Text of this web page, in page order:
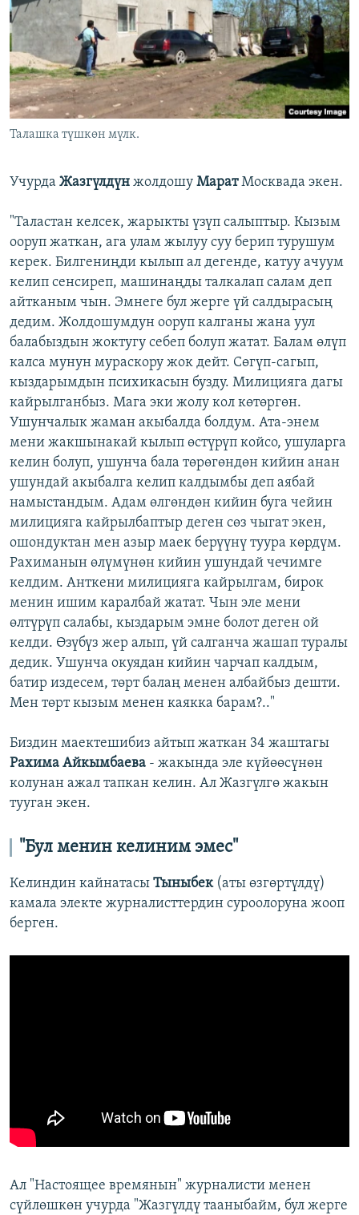
Талашка түшкөн мүлк.
Учурда Жазгүлдүн жолдошу МаратМосквада экен.
"Таластан келсек, жарыкты үзүп салыптыр. Кызым
ооруп жаткан, ага улам жылуу суу берип турушум
керек. Билгениңди кылып ал дегенде, катуу ачуум
келип сенсиреп, машинаңды талкалап салам деп
айтканым чын. Эмнеге бул жерге үй салдырасың
дедим. Жолдошумдун ооруп калганы жана уул
балабыздын жоктугу себеп болуп жатат. Балам өлүп
калса мунун мураскору жок дейт. Сөгүп-сагып,
кыздарымдын психикасын бузду. Милицияга дагы
кайрылганбыз. Мага эки жолу кол көтөргөн.
Ушунчалык жаман акыбалда болдум. Ата-энем
мени жакшынакай кылып өстүрүп койсо, ушуларга
келин болуп, ушунча бала төрөгөндөн кийин анан
ушундай акыбалга келип калдымбы деп аябай
намыстандым. Адам өлгөндөн кийин буга чейин
милицияга кайрылбаптыр деген сөз чыгат экен,
ошондуктан мен азыр маек берүүнү туура көрдүм.
Рахиманын өлүмүнөн кийин ушундай чечимге
келдим. Анткени милицияга кайрылгам, бирок
менин ишим каралбай жатат. Чын эле мени
өлтүрүп салабы, кыздарым эмне болот деген ой
келди. Өзүбүз жер алып, үй салганча жашап туралы
дедик. Ушунча окуядан кийин чарчап калдым,
батир издесем, төрт балаң менен албайбыз дешти.
Мен төрт кызым менен каякка барам?.."
Биздин маектешибиз айтып жаткан 34 жаштагы
Рахима Айкымбаева - жакында эле күйөөсүнөн
колунан ажал тапкан келин. Ал Жазгүлгө жакын
тууган экен.
"Бул менин келиним эмес"
Келиндин кайнатасы Тыныбек (аты өзгөртүлдү)
камала электе журналисттердин суроолоруна жооп
берген.
Ал "Настоящее времянын" журналисти менен
сүйлөшкөн учурда "Жазгүлдү тааныбайм, бул жерге